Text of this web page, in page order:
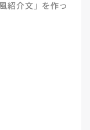
紹介文」を作っ